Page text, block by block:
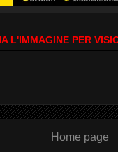
L'IMMAGINE PER
Home page